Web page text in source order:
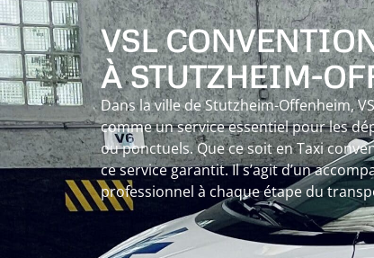
VSL
À STUTZHEIM-
Dans la ville de Stutzheim-Offenheim,
comme un service essentiel pour les
ou ponctuels. Que ce soit en Taxi
ce service garantit. Il s’agit d’un
professionnel à chaque étape du